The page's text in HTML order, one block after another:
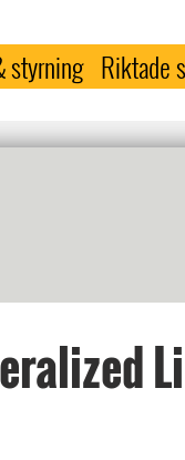
styrning Riktade